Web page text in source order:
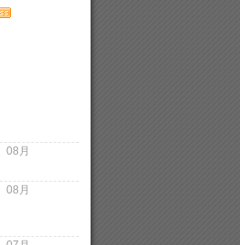
08月
08月